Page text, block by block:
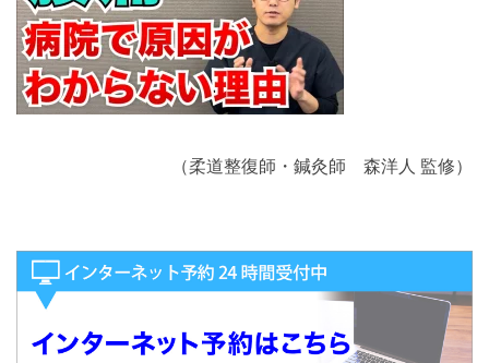
（柔道整復師・鍼灸師 森洋人 監修）